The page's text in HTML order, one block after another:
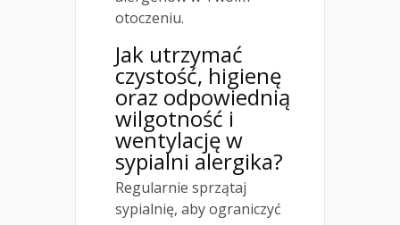
otoczeniu.
Jak utrzymać
czystość, higienę
oraz odpowiednią
wilgotność i
wentylację w
sypialni alergika?
Regularnie sprzątaj
sypialnię, aby ograniczyć